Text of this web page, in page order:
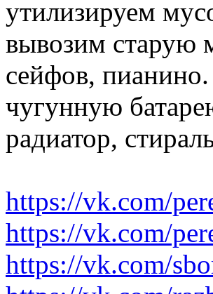
утилизируем
вывозим старую
сейфов,
чугунную
радиатор,
https://vk.com/
https://vk.com/
https://vk.com/